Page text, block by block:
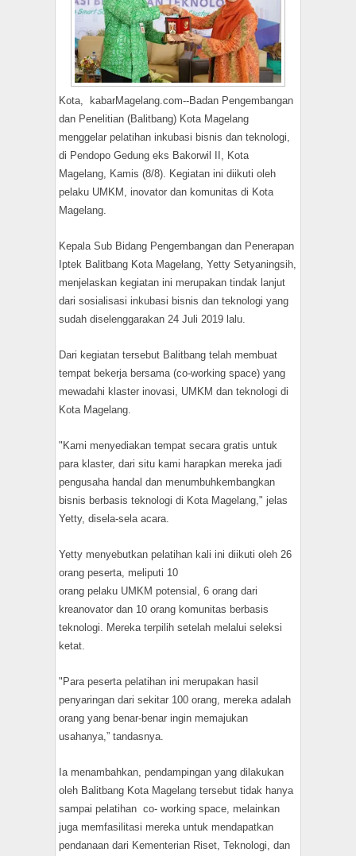
Kota, kabarMagelang.com--Badan Pengembangan
dan Penelitian (Balitbang) Kota Magelang
menggelar pelatihan inkubasi bisnis dan teknologi,
di Pendopo Gedung eks Bakorwil II, Kota
Magelang, Kamis (8/8). Kegiatan ini diikuti oleh
pelaku UMKM, inovator dan komunitas di Kota
Magelang.
Kepala Sub Bidang Pengembangan dan Penerapan
Iptek Balitbang Kota Magelang, Yetty Setyaningsih,
menjelaskan kegiatan ini merupakan tindak lanjut
dari sosialisasi inkubasi bisnis dan teknologi yang
sudah diselenggarakan 24 Juli 2019 lalu.
Dari kegiatan tersebut Balitbang telah membuat
tempat bekerja bersama (co-working space) yang
mewadahi klaster inovasi, UMKM dan teknologi di
Kota Magelang.
"Kami menyediakan tempat secara gratis untuk
para klaster, dari situ kami harapkan mereka jadi
pengusaha handal dan menumbuhkembangkan
bisnis berbasis teknologi di Kota Magelang," jelas
Yetty, disela-sela acara.
Yetty menyebutkan pelatihan kali ini diikuti oleh 26
orang peserta, meliputi 10
orang pelaku UMKM potensial, 6 orang dari
kreanovator dan 10 orang komunitas berbasis
teknologi. Mereka terpilih setelah melalui seleksi
ketat.
"Para peserta pelatihan ini merupakan hasil
penyaringan dari sekitar 100 orang, mereka adalah
orang yang benar-benar ingin memajukan
usahanya,” tandasnya.
Ia menambahkan, pendampingan yang dilakukan
oleh Balitbang Kota Magelang tersebut tidak hanya
sampai pelatihan co- working space, melainkan
juga memfasilitasi mereka untuk mendapatkan
pendanaan dari Kementerian Riset, Teknologi, dan